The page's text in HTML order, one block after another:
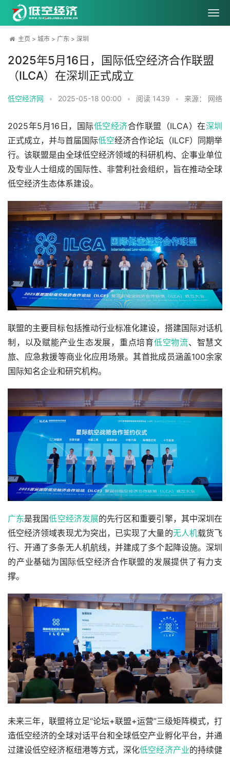
主页 > 城市 > 广东 > 深圳
2025年5月16日，国际低空经济合作联盟
（ILCA）在深圳正式成立
低空经济网 • 2025-05-18 00:00 • 阅读 1439 • 来源： 网络
2025年5月16日，国际低空经济合作联盟（ILCA）在深圳
正式成立，并与首届国际低空经济合作论坛（ILCF）同期举
行。该联盟是由全球低空经济领域的科研机构、企事业单位
及专业人士组成的国际性、非营利社会组织，旨在推动全球
低空经济生态体系建设。
联盟的主要目标包括推动行业标准化建设，搭建国际对话机
制，以及赋能产业生态发展，重点培育低空物流、智慧文
旅、应急救援等商业化应用场景。其首批成员涵盖100余家
国际知名企业和研究机构。
广东是我国低空经济发展的先行区和重要引擎，其中深圳在
低空经济领域表现尤为突出，已实现了大量的无人机载货飞
行、开通了多条无人机航线，并建成了多个起降设施。深圳
的产业基础为国际低空经济合作联盟的发展提供了有力支
撑。
未来三年，联盟将立足“论坛+联盟+运营”三级矩阵模式，打
造低空经济的全球对话平台和全球低空产业孵化平台，并通
过建设低空经济枢纽港等方式，深化低空经济产业的持续健